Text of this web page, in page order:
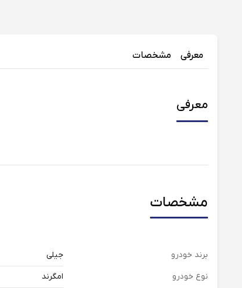
معرفی مشخصات
معرفی
مشخصات
برند خودرو
جیلی
نوع خودرو
امگرند